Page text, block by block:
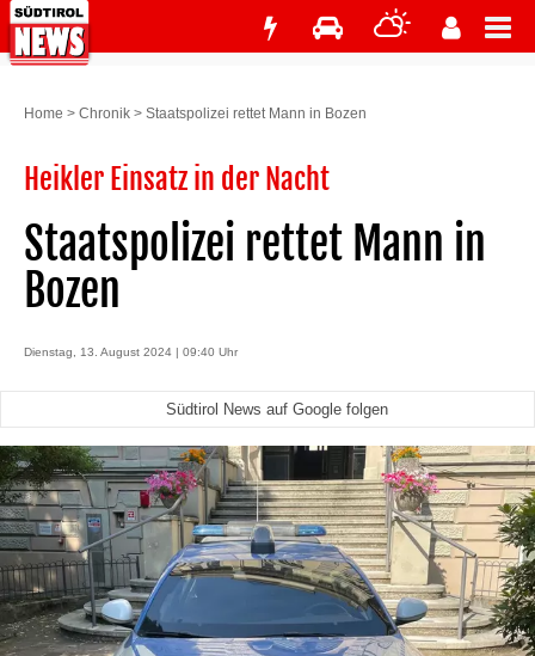
Home > Chronik > Staatspolizei rettet Mann in Bozen
Heikler Einsatz in der Nacht
Staatspolizei rettet Mann in
Bozen
Dienstag, 13. August 2024 | 09:40 Uhr
Südtirol News auf Google folgen